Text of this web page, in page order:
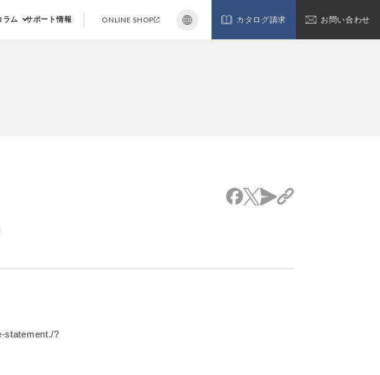
カタログ請求 お問い合わせ
ラム サポート情報 ONLINE SHOP
statement./?